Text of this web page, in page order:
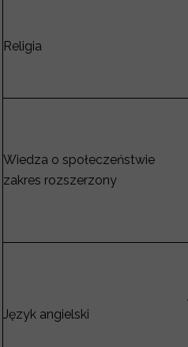
Religia
Wiedza o społeczeństwie
zakres rozszerzony
Język angielski